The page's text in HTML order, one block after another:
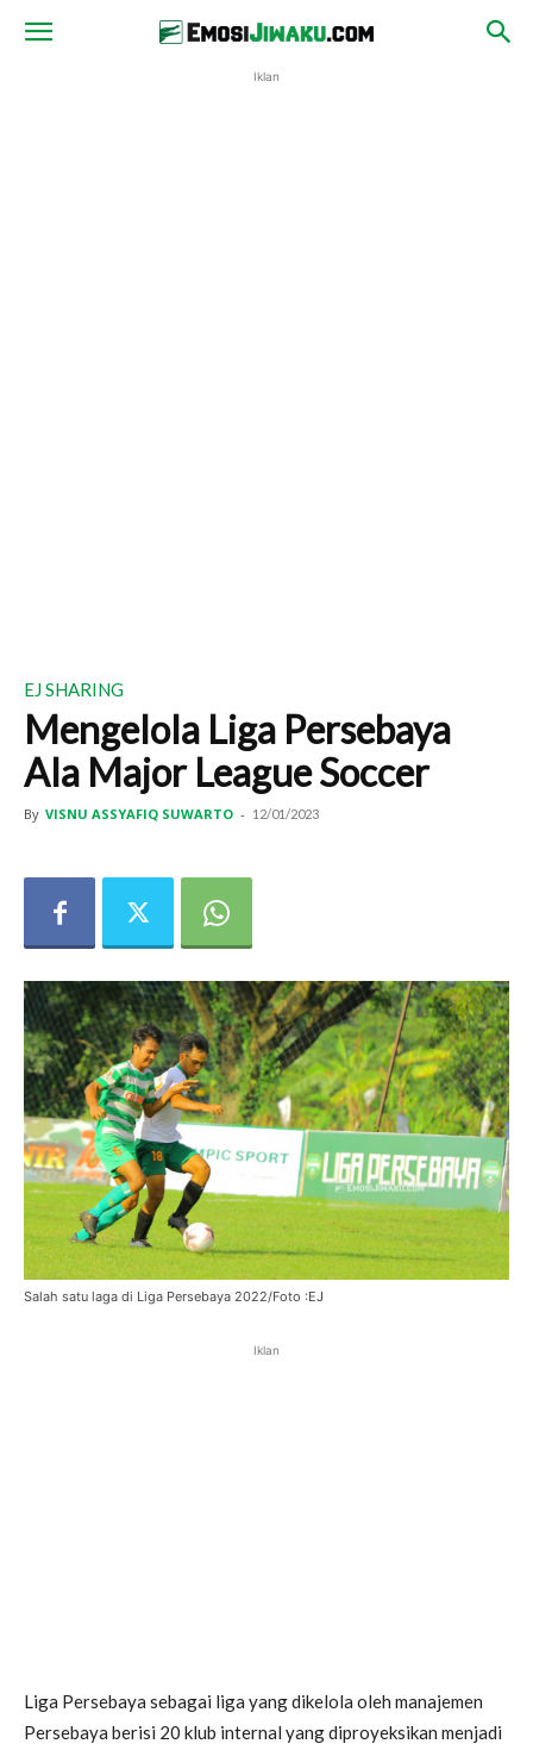
Iklan
EJ SHARING
Mengelola Liga Persebaya
Ala Major League Soccer
By VISNU ASSYAFIQ SUWARTO - 12/01/2023
Salah satu laga di Liga Persebaya 2022/Foto :EJ
Iklan
Liga Persebaya sebagai liga yang dikelola oleh manajemen
Persebaya berisi 20 klub internal yang diproyeksikan menjadi